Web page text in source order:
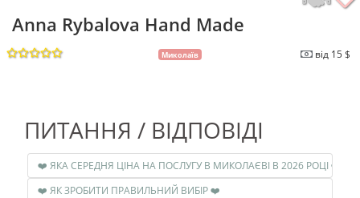
Anna Rybalova Hand Made
Миколаїв від 15 $
ПИТАННЯ / ВІДПОВІДІ
❤️ ЯКА СЕРЕДНЯ ЦІНА НА ПОСЛУГУ В МИКОЛАЄВІ В 2026 РОЦІ ❤️
❤️ ЯК ЗРОБИТИ ПРАВИЛЬНИЙ ВИБІР ❤️